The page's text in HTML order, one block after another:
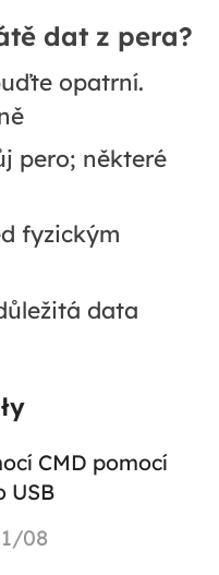
dat z pera?
opatrní.
pero; některé
fyzickým
data
CMD pomocí
USB
08